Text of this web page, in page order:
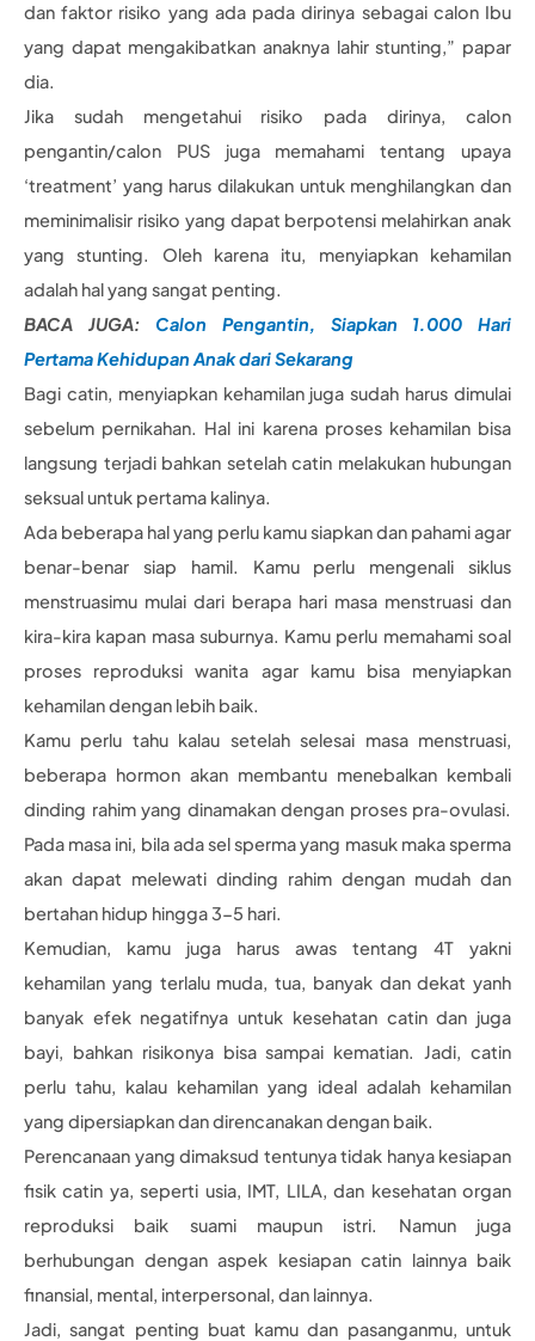
dan faktor risiko yang ada pada dirinya sebagai calon Ibu
yang dapat mengakibatkan anaknya lahir stunting,” papar
dia.
Jika sudah mengetahui risiko pada dirinya, calon
pengantin/calon PUS juga memahami tentang upaya
‘treatment’ yang harus dilakukan untuk menghilangkan dan
meminimalisir risiko yang dapat berpotensi melahirkan anak
yang stunting. Oleh karena itu, menyiapkan kehamilan
adalah hal yang sangat penting.
BACA JUGA: Calon Pengantin, Siapkan 1.000 Hari
Pertama Kehidupan Anak dari Sekarang
Bagi catin, menyiapkan kehamilan juga sudah harus dimulai
sebelum pernikahan. Hal ini karena proses kehamilan bisa
langsung terjadi bahkan setelah catin melakukan hubungan
seksual untuk pertama kalinya.
Ada beberapa hal yang perlu kamu siapkan dan pahami agar
benar-benar siap hamil. Kamu perlu mengenali siklus
menstruasimu mulai dari berapa hari masa menstruasi dan
kira-kira kapan masa suburnya. Kamu perlu memahami soal
proses reproduksi wanita agar kamu bisa menyiapkan
kehamilan dengan lebih baik.
Kamu perlu tahu kalau setelah selesai masa menstruasi,
beberapa hormon akan membantu menebalkan kembali
dinding rahim yang dinamakan dengan proses pra-ovulasi.
Pada masa ini, bila ada sel sperma yang masuk maka sperma
akan dapat melewati dinding rahim dengan mudah dan
bertahan hidup hingga 3-5 hari.
Kemudian, kamu juga harus awas tentang 4T yakni
kehamilan yang terlalu muda, tua, banyak dan dekat yanh
banyak efek negatifnya untuk kesehatan catin dan juga
bayi, bahkan risikonya bisa sampai kematian. Jadi, catin
perlu tahu, kalau kehamilan yang ideal adalah kehamilan
yang dipersiapkan dan direncanakan dengan baik.
Perencanaan yang dimaksud tentunya tidak hanya kesiapan
fisik catin ya, seperti usia, IMT, LILA, dan kesehatan organ
reproduksi baik suami maupun istri. Namun juga
berhubungan dengan aspek kesiapan catin lainnya baik
finansial, mental, interpersonal, dan lainnya.
Jadi, sangat penting buat kamu dan pasanganmu, untuk